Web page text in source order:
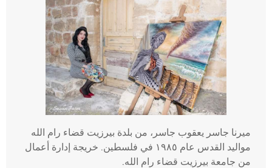
ميرنا جاسر يعقوب جاسر، من بلدة بيرزيت قضاء رام الله
مواليد القدس عام ١٩٨٥ في فلسطين. خريجة إدارة أعمال
من جامعة بيرزيت قضاء رام الله.